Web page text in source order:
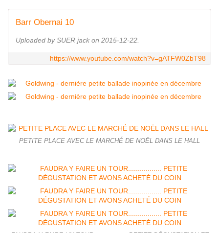
Barr Obernai 10
Uploaded by SUER jack on 2015-12-22.
https://www.youtube.com/watch?v=gATFW0ZbT98
PETITE PLACE AVEC LE MARCHÉ DE NOËL DANS LE HALL